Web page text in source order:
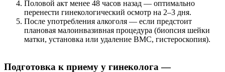
Половой акт менее 48 часов назад — оптимально
перенести гинекологический осмотр на 2–3 дня.
После употребления алкоголя — если предстоит
плановая малоинвазивная процедура (биопсия шейки
матки, установка или удаление ВМС, гистероскопия).
Подготовка к приему у гинеколога —